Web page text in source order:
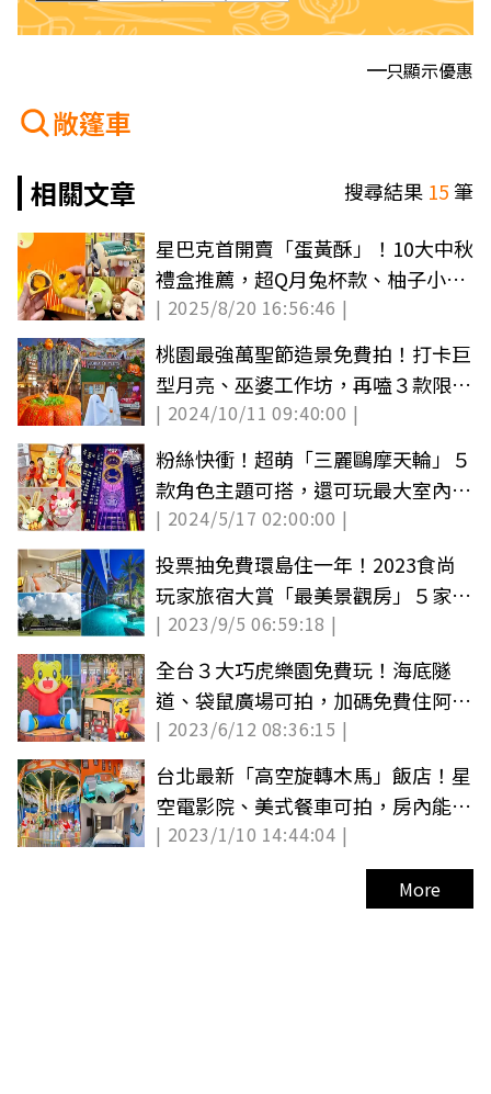
只顯示優惠
敞篷車
相關文章
搜尋結果 15筆
星巴克首開賣「蛋黃酥」！10大中秋
禮盒推薦，超Q月兔杯款、柚子小熊
總整理
| 2025/8/20 16:56:46 |
桃園最強萬聖節造景免費拍！打卡巨
型月亮、巫婆工作坊，再嗑３款限定
餐點
| 2024/10/11 09:40:00 |
粉絲快衝！超萌「三麗鷗摩天輪」５
款角色主題可搭，還可玩最大室內水
上樂園(中獎公布)
| 2024/5/17 02:00:00 |
投票抽免費環島住一年！2023食尚
玩家旅宿大賞「最美景觀房」５家山
海絕景推薦
| 2023/9/5 06:59:18 |
全台３大巧虎樂園免費玩！海底隧
道、袋鼠廣場可拍，加碼免費住阿里
山英迪格
| 2023/6/12 08:36:15 |
台北最新「高空旋轉木馬」飯店！星
空電影院、美式餐車可拍，房內能看
101
| 2023/1/10 14:44:04 |
More